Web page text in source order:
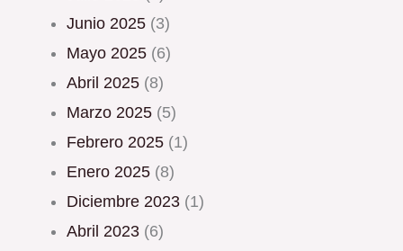
junio 2025 (3)
mayo 2025 (6)
abril 2025 (8)
marzo 2025 (5)
febrero 2025 (1)
enero 2025 (8)
diciembre 2023 (1)
abril 2023 (6)